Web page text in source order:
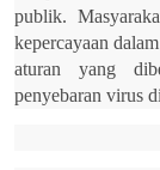
publik.
kepercayaan
aturan yang
penyebaran virus